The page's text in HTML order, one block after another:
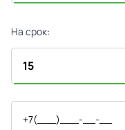
На срок: